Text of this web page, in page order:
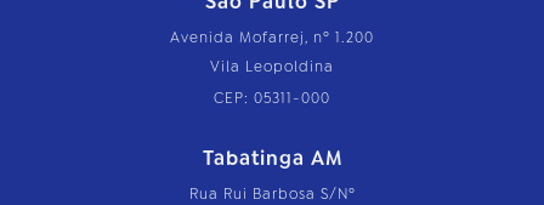
Avenida Mofarrej, nº 1.200
Vila Leopoldina
CEP: 05311-000
Tabatinga AM
Rua Rui Barbosa S/Nº